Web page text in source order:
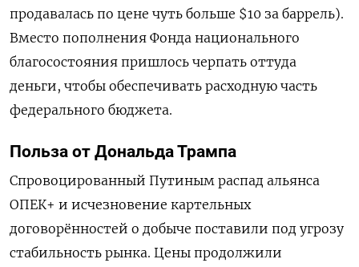
продавалась по цене чуть больше $10 за баррель).
Вместо пополнения Фонда национального
благосостояния пришлось черпать оттуда
деньги, чтобы обеспечивать расходную часть
федерального бюджета.
Польза от Дональда Трампа
Спровоцированный Путиным распад альянса
ОПЕК+ и исчезновение картельных
договорённостей о добыче поставили под угрозу
стабильность рынка. Цены продолжили